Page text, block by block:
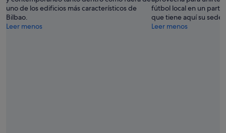
uno de los edificios más característicos de
Bilbao.
Leer menos
fútbol local en un
que tiene aquí su sede.
Leer menos